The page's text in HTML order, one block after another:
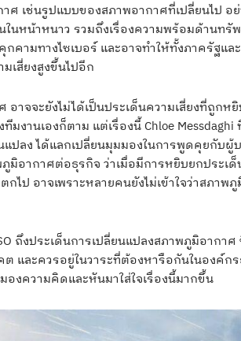
เช่นรูปแบบของสภาพอากาศที่เปลี่ยนไป อ
นหน้าหนาว รวมถึงเรื่องความพร้อมด้านท
คามทางไซเบอร์ และอาจทำให้ทั้งภาครัฐ
เสี่ยงสูงขึ้นไปอีก
อาจจะยังไม่ได้เป็นประเด็นความเสี่ยงที่ถู
งานเองก็ตาม แต่เรื่องนี้ Chloe
แปลง ได้แลกเปลี่ยนมุมมองในการพูดคุยกับ
อากาศต่อธุรกิจ ว่าเมื่อมีการหยิบยกประเ
ป อาจเพราะหลายคนยังไม่เข้าใจว่าสภาพ
ถึงประเด็นการเปลี่ยนแปลงสภาพภูมิอาก
ต และควรอยู่ในวาระที่ต้องหารือกันในองค์
องความคิดและหันมาใส่ใจเรื่องนี้มากขึ้น